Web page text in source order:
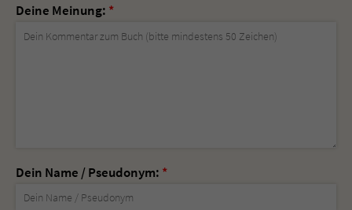
Deine Meinung: *
Dein Name / Pseudonym: *